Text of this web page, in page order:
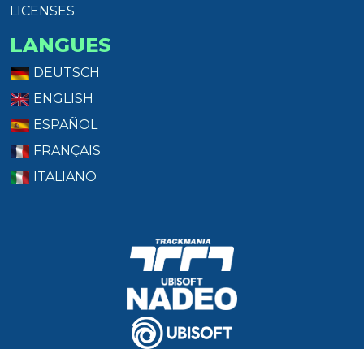
LICENSES
LANGUES
DEUTSCH
ENGLISH
ESPAÑOL
FRANÇAIS
ITALIANO